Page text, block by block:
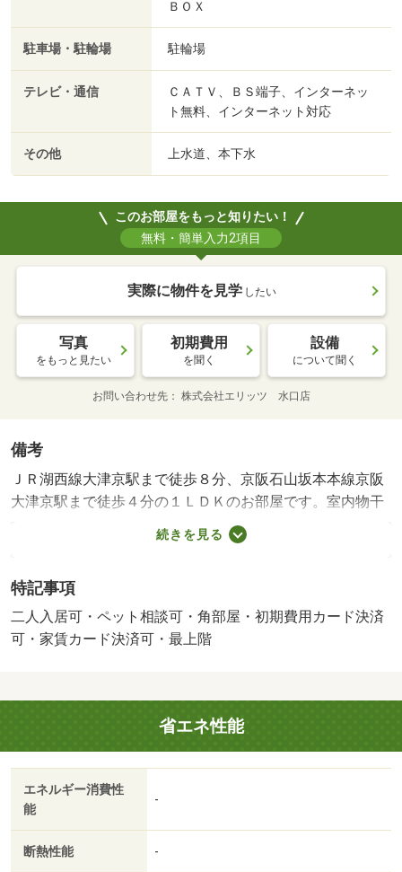
ＢＯＸ
駐車場・駐輪場 駐輪場
テレビ・通信
ＣＡＴＶ、ＢＳ端子、インターネッ
ト無料、インターネット対応
その他 上水道、本下水
このお部屋をもっと知りたい！
無料・簡単入力2項目
実際に物件を見学 したい
写真
をもっと見たい
初期費用
を聞く
設備
について聞く
お問い合わせ先 株式会社エリッツ 水口店
備考
ＪＲ湖西線大津京駅まで徒歩８分、京阪石山坂本本線京阪
大津京駅まで徒歩４分の１ＬＤＫのお部屋です。室内物干
し、浴室乾燥機、３口コンロ付カウンターキッチン等設備
が充実してます。ＺＥＨ－Ｍ物件です。 ペット相談条
備・特記事項備考】専用バス・専用トイレ/その他（初
回） 2750円/家賃保証料（月額） 1876円/駐車場手数料
（初回） 6600円/賃貸戸数:12戸/鍵交換費用:16500円/室内
続きを見る
特記事項
二人入居可・ペット相談可・角部屋・初期費用カード決済
可・家賃カード決済可・最上階
省エネ性能
エネルギー消費性
能
-
断熱性能 -